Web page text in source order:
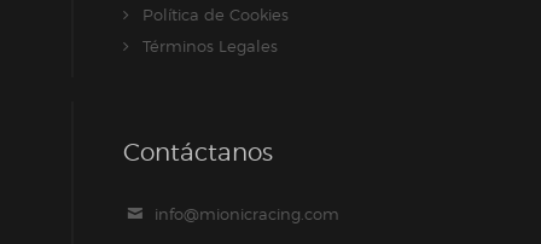
Política de Cookies
Términos Legales
Contáctanos
info@mionicracing.com